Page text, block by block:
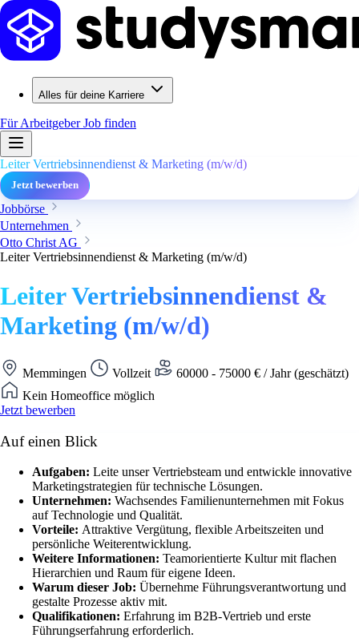
Alles für deine Karriere
Für ArbeitgeberJob finden
Leiter Vertriebsinnendienst & Marketing (m/w/d)
Jetzt bewerben
Jobbörse
Unternehmen
Otto Christ AG
Leiter Vertriebsinnendienst & Marketing (m/w/d)
Leiter Vertriebsinnendienst &
Marketing (m/w/d)
Memmingen Vollzeit
60000 - 75000 € / Jahr (geschätzt)
Kein Homeoffice möglich
Jetzt bewerben
Auf einen Blick
Aufgaben: Leite unser Vertriebsteam und entwickle innovative
Marketingstrategien für technische Lösungen.
Unternehmen: Wachsendes Familienunternehmen mit Fokus
auf Technologie und Qualität.
Vorteile: Attraktive Vergütung, flexible Arbeitszeiten und
persönliche Weiterentwicklung.
Weitere Informationen: Teamorientierte Kultur mit flachen
Hierarchien und Raum für eigene Ideen.
Warum dieser Job: Übernehme Führungsverantwortung und
gestalte Prozesse aktiv mit.
Qualifikationen: Erfahrung im B2B-Vertrieb und erste
Führungserfahrung erforderlich.